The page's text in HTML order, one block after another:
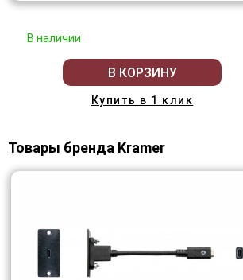
В наличии
В КОРЗИНУ
Купить в 1 клик
Товары бренда Kramer